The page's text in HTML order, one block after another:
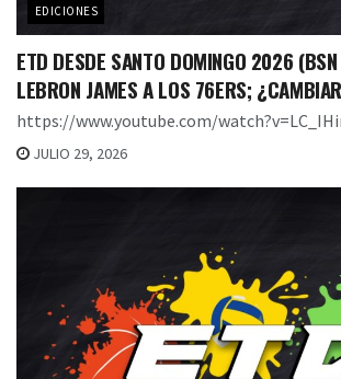
EDICIONES
ETD DESDE SANTO DOMINGO 2026 (BSN
LEBRON JAMES A LOS 76ERS;
https://www.youtube.com/
JULIO 29, 2026